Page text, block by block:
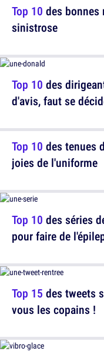
Top 10 des bonnes
sinistrose
Top 10 des tenues
joies de l'uniforme
Top 15 des tweets
vous les copains !
Top 10 des
d'avis, faut se
Top 10 des séries
pour faire de